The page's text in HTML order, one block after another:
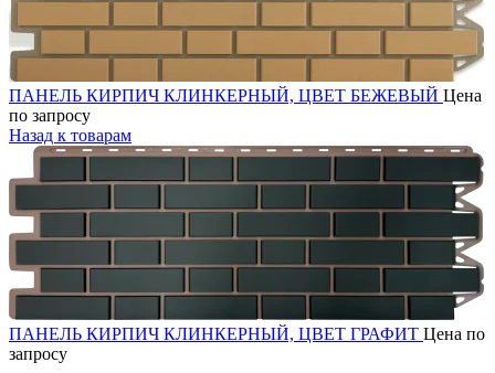
ПАНЕЛЬ КИРПИЧ КЛИНКЕРНЫЙ, ЦВЕТ БЕЖЕВЫЙ Цена
по запросу
Назад к товарам
ПАНЕЛЬ КИРПИЧ КЛИНКЕРНЫЙ, ЦВЕТ ГРАФИТ Цена по
запросу